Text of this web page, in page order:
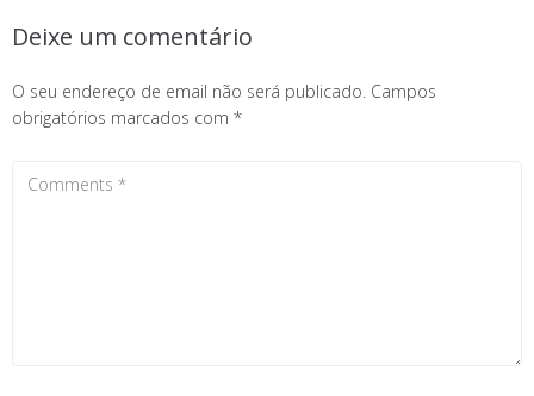
Deixe um comentário
O seu endereço de email não será publicado. Campos
obrigatórios marcados com *